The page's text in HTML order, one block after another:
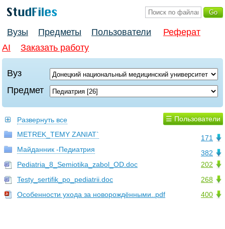
Вузы Предметы Пользователи
Реферат
AI
Заказать работу
Вуз
Предмет
☰ Пользователи
Развернуть все
171
METREK_TEMY ZANIAT`
382
Майданник -Педиатрия
202
Pediatria_8_Semiotika_zabol_OD.doc
268
Testy_sertifik_po_pediatrii.doc
400
Особенности ухода за новорождёнными..pdf